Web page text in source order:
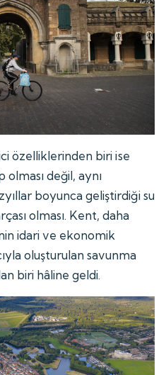
özelliklerinden biri ise
olması değil, aynı
boyunca geliştirdiği su
olması. Kent, daha
idari ve ekonomik
oluşturulan savunma
biri hâline geldi.